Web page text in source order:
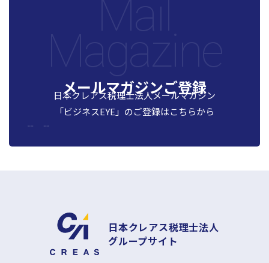
メールマガジンご登録
日本クレアス税理士法人メールマガジン
「ビジネスEYE」のご登録はこちらから
日本クレアス税理士法人
グループサイト